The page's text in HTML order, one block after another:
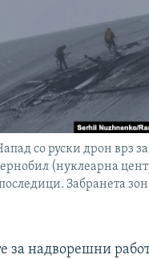
со руски дрон врз
(нуклеарна
Забранета
за надворешни